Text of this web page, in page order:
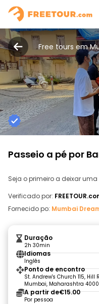
Free tours em
Passeio a pé por
Seja o primeiro a deixar
Verificado por:
Fornecido po: Mumbai
Duração
2h 30min
Idiomas
Inglês
Ponto de encontro
St. Andrew's Church 115,
Mumbai, Maharashtra
A partir de€15.00
Por pessoa